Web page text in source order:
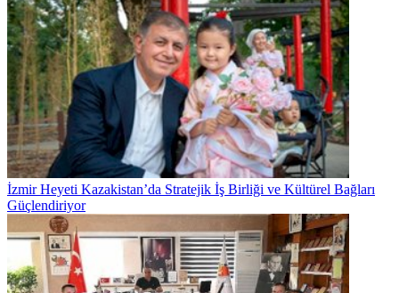
İzmir Heyeti Kazakistan’da Stratejik İş Birliği ve Kültürel Bağları
Güçlendiriyor